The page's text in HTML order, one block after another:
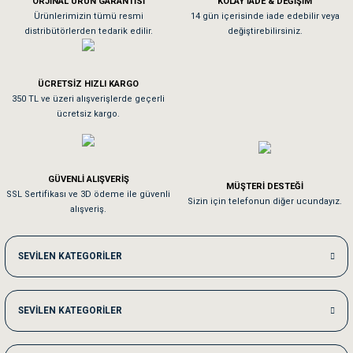
As**** Tu******
Tavşanım kafesinin kalitesine ve paketlemesine bayıldım
Sa**** On******
Kedilerim beğeniyorlar. Memnunuz. Uygun fiyatta olması iyi.
Me***** Ya******
Akşam verdiğim sipariş bir sonraki gün elime ulaştı. Jack russell köpeğim
Ka***** Ar******
Ürünlerimizin tümü resmi
distribütörlerden tedarik edilir.
14 gün içerisinde iade edebilir veya
değiştirebilirsiniz.
ÜCRETSİZ HIZLI KARGO
350 TL ve üzeri alışverişlerde geçerli
ücretsiz kargo.
GÜVENLİ ALIŞVERİŞ
SSL Sertifikası ve 3D ödeme ile güvenli
alışveriş.
MÜŞTERİ DESTEĞİ
Sizin için telefonun diğer ucundayız.
SEVİLEN KATEGORİLER
SEVİLEN KATEGORİLER